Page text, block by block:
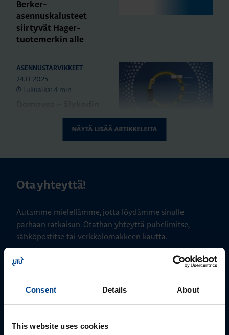
Consent Details About
This website uses cookies
Berker-
asennuskalusteet
siirtyvät Hager-
tuotemerkin alle
ASENNUSTARVIKKEET
24.11.2025
Lukuaika: 4 min
toiminnot yhdessä
järjestelmässä
ASENNUSTARVIKKEET
Matter – uusi
KATSO KAIKKI ARTIKKELIT
NÄYTÄ LISÄÄ ARTIKKELEITA
Ota yhteyttä!
Autamme mielellämme, jotta löydämme sinulle
parhaan ratkaisun. Otathan yhteyttä puhelimitse,
sähköpostitse tai verkkolomakkeen kautta.